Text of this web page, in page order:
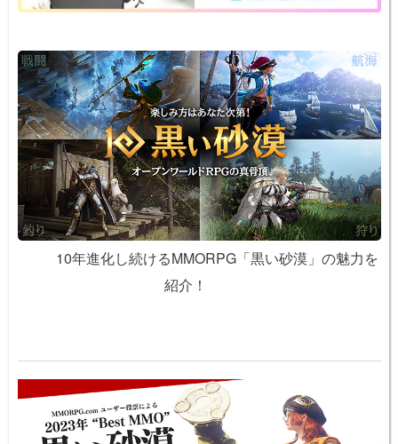
10年進化し続けるMMORPG「黒い砂漠」の魅力を
紹介！